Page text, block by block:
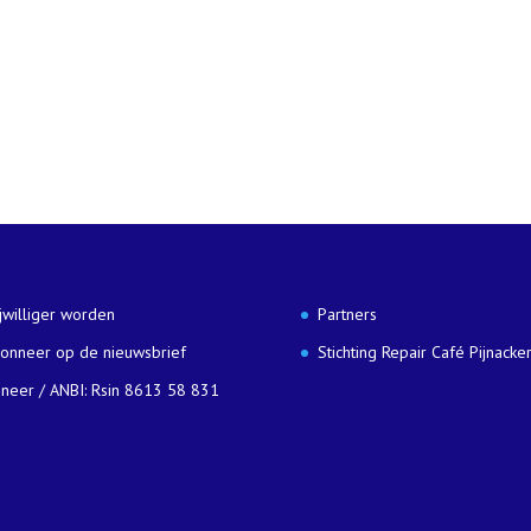
worden
op de nieuwsbrief
/ ANBI: Rsin 8613 58 831
Partners
Stichting Repair Café Pijnacker